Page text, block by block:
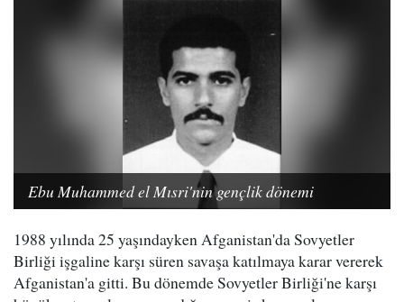
Ebu Muhammed el Mısri'nin gençlik dönemi
1988 yılında 25 yaşındayken Afganistan'da Sovyetler
Birliği işgaline karşı süren savaşa katılmaya karar vererek
Afganistan'a gitti. Bu dönemde Sovyetler Birliği'ne karşı